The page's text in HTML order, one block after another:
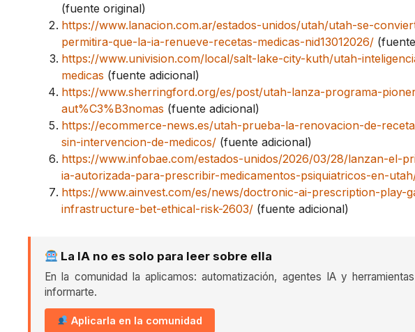
(fuente original)
https://www.lanacion.com.ar/estados-unidos/utah/utah-se-
permitira-que-la-ia-renueve-recetas-medicas-nid13012026/
https://www.univision.com/local/salt-lake-city-kuth/utah-
medicas (fuente adicional)
https://www.sherringford.org/es/post/utah-lanza-programa-
aut%C3%B3nomas (fuente adicional)
https://ecommerce-news.es/utah-prueba-la-renovacion-de-
sin-intervencion-de-medicos/ (fuente adicional)
https://www.infobae.com/estados-unidos/2026/03/28/lanzan-el-
ia-autorizada-para-prescribir-medicamentos-psiquiatricos-en-
https://www.ainvest.com/es/news/doctronic-ai-prescription-play-
infrastructure-bet-ethical-risk-2603/ (fuente adicional)
La IA no es solo para leer sobre ella
En la comunidad la aplicamos: automatización, agentes IA y
informarte.
Aplicarla en la comunidad